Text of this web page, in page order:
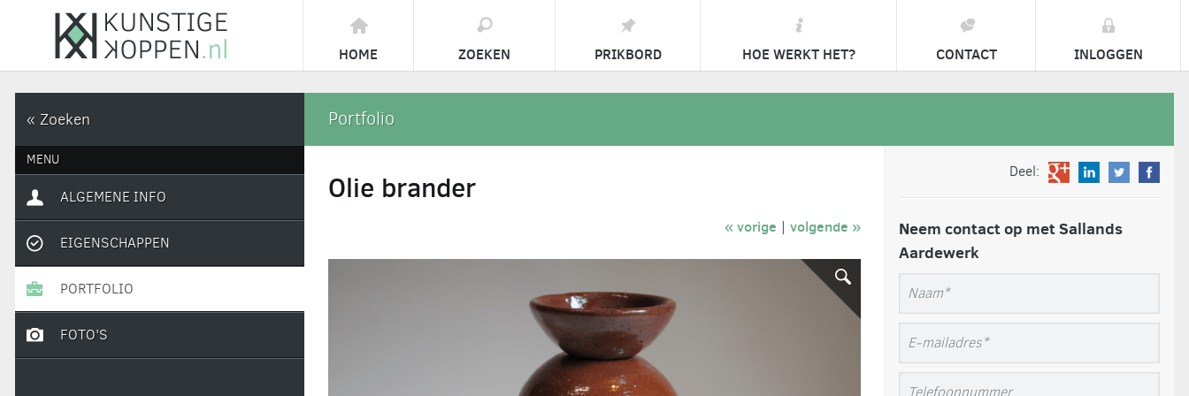
INLOGGEN
CONTACT
HOE WERKT HET?
PRIKBORD
ZOEKEN
HOME
« Zoeken
MENU
ALGEMENE INFO
EIGENSCHAPPEN
PORTFOLIO
FOTO'S
Portfolio
Olie brander
« vorige |volgende »
Deel:
Neem contact op met Sallands
Aardewerk